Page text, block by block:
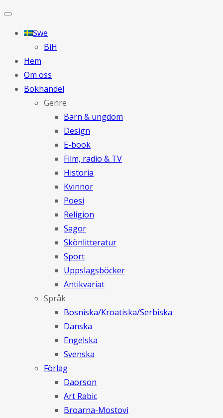
Swe
BiH
Hem
Om oss
Bokhandel
Genre
Barn & ungdom
Design
E-book
Film, radio & TV
Historia
Kvinnor
Poesi
Religion
Sagor
Skönlitteratur
Sport
Uppslagsböcker
Antikvariat
Språk
Bosniska/Kroatiska/Serbiska
Danska
Engelska
Svenska
Förlag
Daorson
Art Rabic
Broarna-Mostovi